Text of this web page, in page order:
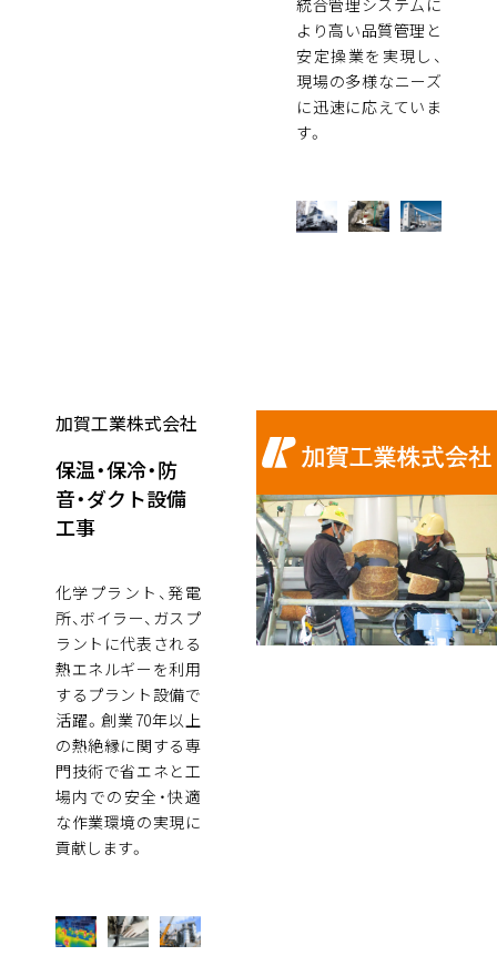
統合管理システムに
より高い品質管理と
安定操業を実現し、
現場の多様なニーズ
に迅速に応えていま
す。
加賀工業株式会社
保温・保冷・防
音・ダクト設備
工事
化学プラント、発電
所、ボイラー、ガスプ
ラントに代表される
熱エネルギーを利用
するプラント設備で
活躍。創業70年以上
の熱絶縁に関する専
門技術で省エネと工
場内での安全・快適
な作業環境の実現に
貢献します。